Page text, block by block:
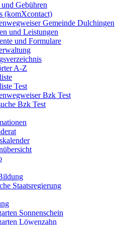
und Gebühren
(komXcontact)
Gemeinde Dulchingen
und Leistungen
und Formulare
A-Z
Test
Bzk Test
Bzk Test
Staatsregierung
Sonnenschein
Löwenzahn